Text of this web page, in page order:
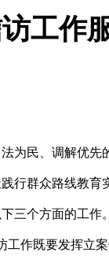
工作
为民、调解优先
行群众路线教育
三个方面的工作。
工作既要发挥立